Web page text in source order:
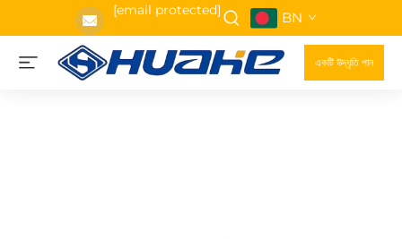
[email protected] BN
একটি উদ্ধৃতি পান